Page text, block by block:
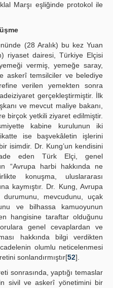
Marşı eşliğinde protokol ile
(28 Aralık) bu kez Yuan
riyaset dairesi, Türkiye Elçisi
vermiş, yemeğe saray,
askerî temsilciler ve belediye
verilen yemekten sonra
gerçekleştirmiştir. İlk
ve mevcut maliye bakanı,
birçok yetkili ziyaret edilmiştir.
kabine kurulunun iki
ise başvekâletin işlerini
isimdir. Dr. Kung’un kendisini
eden Türk Elçi, genel
“Avrupa harbi hakkında ne
konuşma, uluslararası
kaymıştır. Dr. Kung, Avrupa
durumunu, mevcudunu, uçak
ve bilhassa kamuoyunun
hangisine taraftar olduğunu
genel cevaplardan ve
hakkında bilgi verdikten
olumlu neticelenmesi
sonlandırmıştır[52].
sonrasında, yaptığı temaslar
sivil ve askerî yönetimini bir